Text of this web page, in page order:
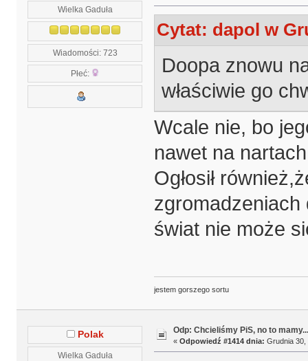
Wielka Gaduła
Wiadomości: 723
Płeć:
Cytat: dapol w
Doopa znowu
właściwie go
Wcale nie, bo
nawet na
Ogłosił
zgromadzeniach
świat nie może
jestem gorszego sortu
Polak
Wielka Gaduła
Odp: Chcieliśmy PiS, no to
« Odpowiedź #1414 dnia: Grudnia 30,